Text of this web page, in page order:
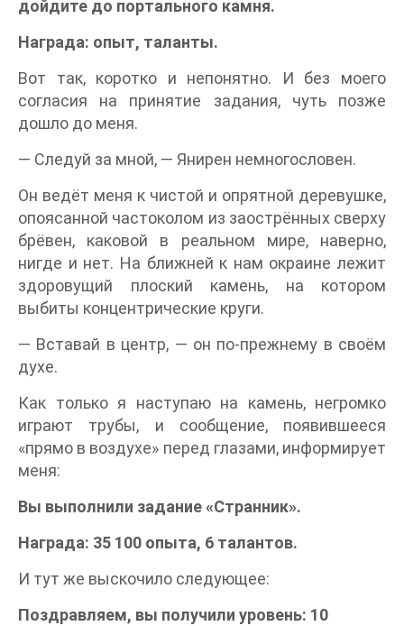
дойдите до портального камня.
Награда: опыт, таланты.
Вот так, коротко и непонятно. И без моего
согласия на принятие задания, чуть позже
дошло до меня.
— Следуй за мной, — Янирен немногословен.
Он ведёт меня к чистой и опрятной деревушке,
опоясанной частоколом из заострённых сверху
брёвен, каковой в реальном мире, наверно,
нигде и нет. На ближней к нам окраине лежит
здоровущий плоский камень, на котором
выбиты концентрические круги.
— Вставай в центр, — он по-прежнему в своём
духе.
Как только я наступаю на камень, негромко
играют трубы, и сообщение, появившееся
«прямо в воздухе» перед глазами, информирует
меня:
Вы выполнили задание «Странник».
Награда: 35 100 опыта, 6 талантов.
И тут же выскочило следующее:
Поздравляем, вы получили уровень: 10